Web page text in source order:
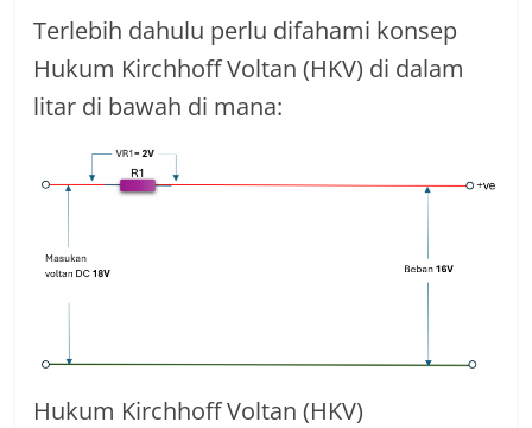
Terlebih dahulu perlu difahami konsep
Hukum Kirchhoff Voltan (HKV) di dalam
litar di bawah di mana:
Hukum Kirchhoff Voltan (HKV)